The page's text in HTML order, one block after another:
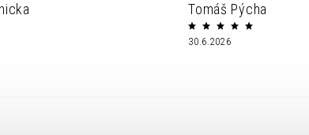
Tomáš Pýcha
30.6.2026